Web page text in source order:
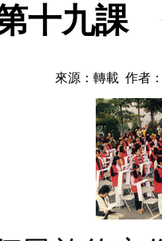
十九課
來源：轉載 作者